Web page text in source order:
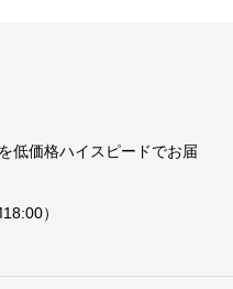
低価格ハイスピードでお届
）